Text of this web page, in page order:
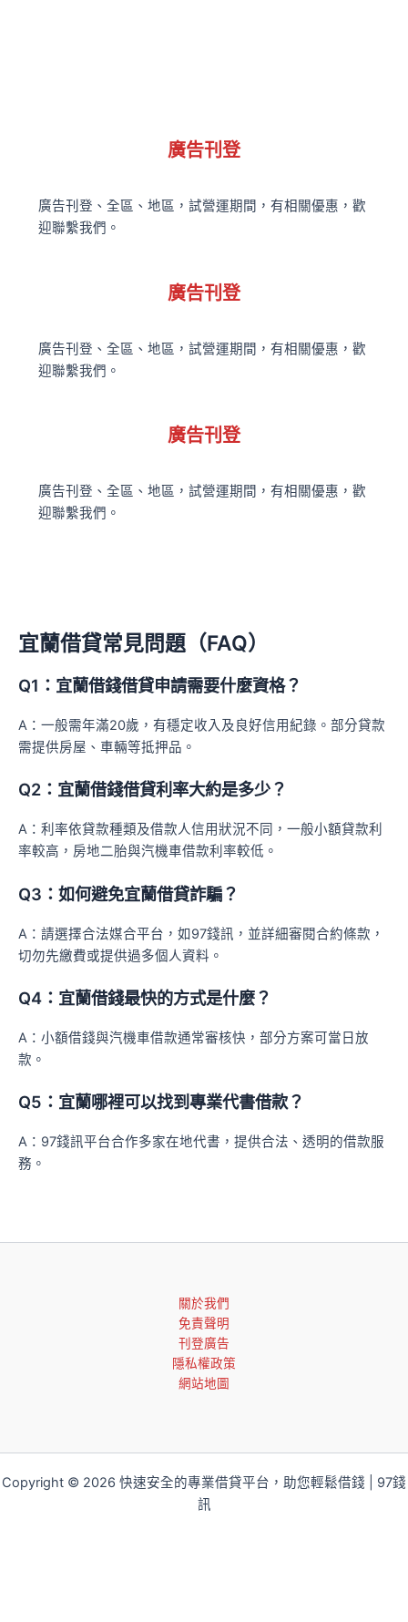
廣告刊登
廣告刊登、全區、地區，試營運期間，有相關優惠，歡
迎聯繫我們。
廣告刊登
廣告刊登、全區、地區，試營運期間，有相關優惠，歡
迎聯繫我們。
廣告刊登
廣告刊登、全區、地區，試營運期間，有相關優惠，歡
迎聯繫我們。
宜蘭借貸常見問題（FAQ）
Q1：宜蘭借錢借貸申請需要什麼資格？
A：一般需年滿20歲，有穩定收入及良好信用紀錄。部分貸款
需提供房屋、車輛等抵押品。
Q2：宜蘭借錢借貸利率大約是多少？
A：利率依貸款種類及借款人信用狀況不同，一般小額貸款利
率較高，房地二胎與汽機車借款利率較低。
Q3：如何避免宜蘭借貸詐騙？
A：請選擇合法媒合平台，如97錢訊，並詳細審閱合約條款，
切勿先繳費或提供過多個人資料。
Q4：宜蘭借錢最快的方式是什麼？
A：小額借錢與汽機車借款通常審核快，部分方案可當日放
款。
Q5：宜蘭哪裡可以找到專業代書借款？
A：97錢訊平台合作多家在地代書，提供合法、透明的借款服
務。
關於我們
免責聲明
刊登廣告
隱私權政策
網站地圖
Copyright © 2026 快速安全的專業借貸平台，助您輕鬆借錢 | 97錢
訊